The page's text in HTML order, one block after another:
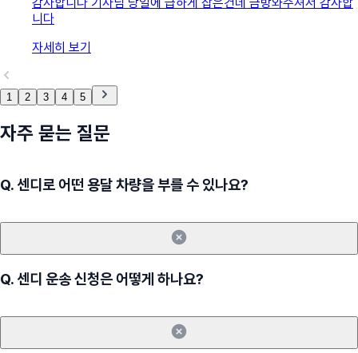
니다
자세히 보기
1 2 3 4 5
자주 묻는 질문
Q.센디로 어떤 용달 차량을 부를 수 있나요?
Q.센디 운송 신청은 어떻게 하나요?